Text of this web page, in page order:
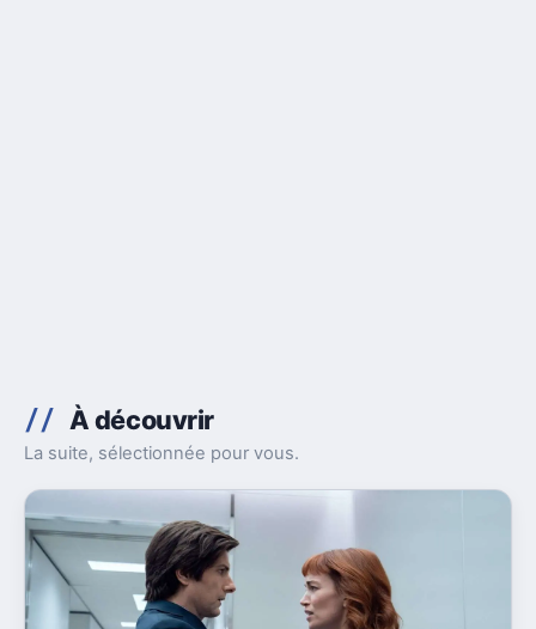
À découvrir
La suite, sélectionnée pour vous.